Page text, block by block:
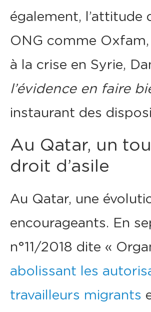
également,
ONG comme
à la crise en Syrie,
l’évidence en faire
instaurant des
Au Qatar, un
droit d’asile
Au Qatar, une
encourageants. En
n°11/2018 dite «
abolissant les
travailleurs migrants